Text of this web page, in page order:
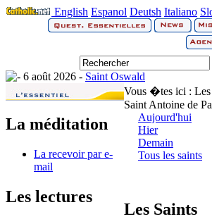
English Espanol Deutsh Italiano
6 août 2026 - Saint Oswald
La méditation
La recevoir par e-
mail
Les lectures
Vous �tes ici :
Saint Antoine de
Aujourd'hui
Hier
Demain
Tous les saints
Les Saints